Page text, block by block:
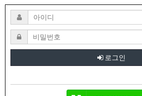
로그인